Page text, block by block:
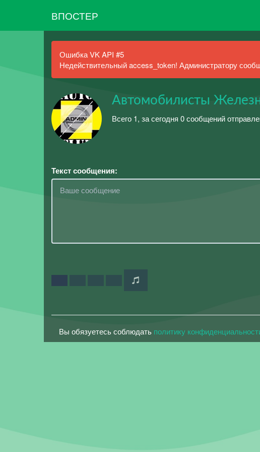
ВПОСТЕР
Ошибка VK API #5
Недействительный access_token! Администратору
Автомобилисты
Всего 1, за сегодня 0 сообщений
Текст сообщения:
Вы обязуетесь соблюдать политику